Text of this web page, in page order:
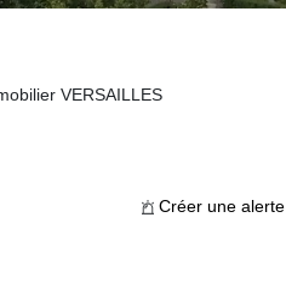
VERSAILLES
Créer une alerte